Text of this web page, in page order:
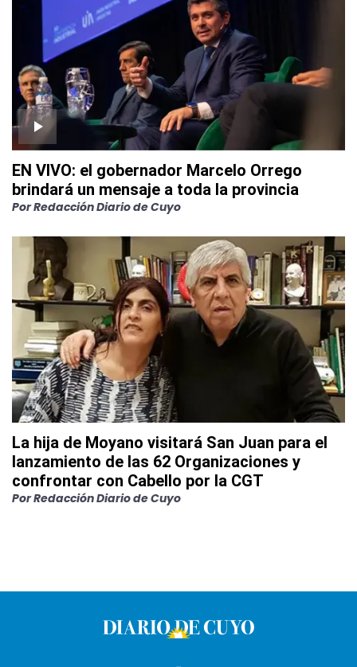
EN VIVO: el gobernador Marcelo Orrego
brindará un mensaje a toda la provincia
PorRedacción Diario de Cuyo
La hija de Moyano visitará San Juan para el
lanzamiento de las 62 Organizaciones y
confrontar con Cabello por la CGT
PorRedacción Diario de Cuyo